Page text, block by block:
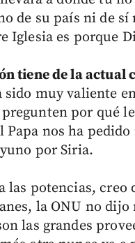
de su país ni de
Iglesia es porque
tiene de la actual
sido muy valiente
por qué
Papa nos ha
por Siria.
las potencias, creo
la ONU no
las grandes